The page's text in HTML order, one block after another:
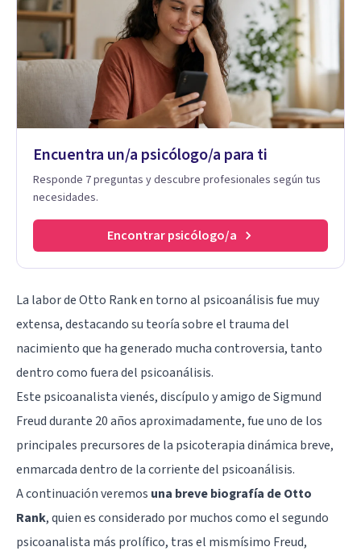
Encuentra un/a psicólogo/a para ti
Responde 7 preguntas y descubre profesionales según tus
necesidades.
Encontrar psicólogo/a
La labor de Otto Rank en torno al psicoanálisis fue muy
extensa, destacando su teoría sobre el trauma del
nacimiento que ha generado mucha controversia, tanto
dentro como fuera del psicoanálisis.
Este psicoanalista vienés, discípulo y amigo de Sigmund
Freud durante 20 años aproximadamente, fue uno de los
principales precursores de la psicoterapia dinámica breve,
enmarcada dentro de la corriente del psicoanálisis.
A continuación veremos una breve biografía de Otto
Rank, quien es considerado por muchos como el segundo
psicoanalista más prolífico, tras el mismísimo Freud,